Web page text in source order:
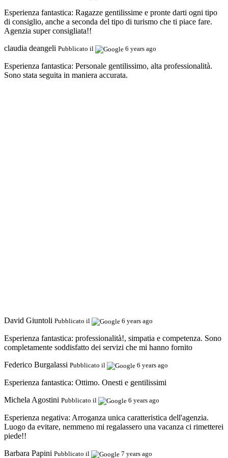
Esperienza fantastica: Ragazze gentilissime e pronte darti ogni tipo
di consiglio, anche a seconda del tipo di turismo che ti piace fare.
Agenzia super consigliata!!
claudia deangeli Pubblicato il 6 years ago
Esperienza fantastica: Personale gentilissimo, alta professionalità.
Sono stata seguita in maniera accurata.
David Giuntoli Pubblicato il 6 years ago
Esperienza fantastica: professionalità!, simpatia e competenza. Sono
completamente soddisfatto dei servizi che mi hanno fornito
Federico Burgalassi Pubblicato il 6 years ago
Esperienza fantastica: Ottimo. Onesti e gentilissimi
Michela Agostini Pubblicato il 6 years ago
Esperienza negativa: Arroganza unica caratteristica dell'agenzia.
Luogo da evitare, nemmeno mi regalassero una vacanza ci rimetterei
piede!!
Barbara Papini Pubblicato il 7 years ago